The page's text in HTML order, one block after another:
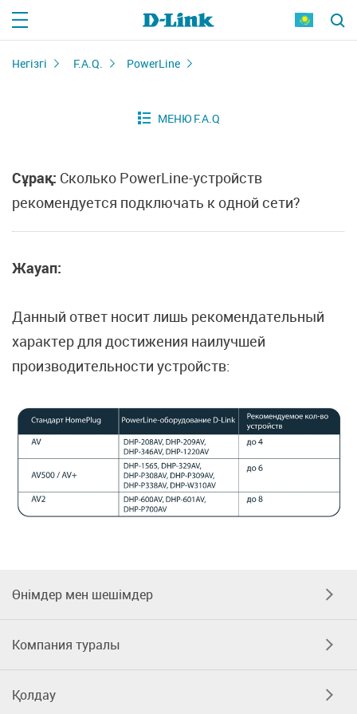
Негізгі F.A.Q. PowerLine
Сұрақ: Сколько PowerLine-устройств
рекомендуется подключать к одной сети?
Жауап:
Данный ответ носит лишь рекомендательный
характер для достижения наилучшей
производительности устройств:
Өнімдер мен шешімдер
Компания туралы
Қолдау